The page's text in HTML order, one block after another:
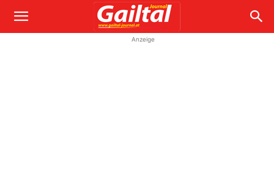
Anzeige